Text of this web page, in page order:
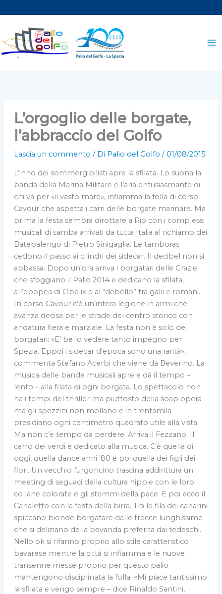
al
contenuto
L’orgoglio delle borgate,
l’abbraccio del Golfo
Lascia un commento / Di Palio del Golfo / 01/08/2015
L’inno dei sommergibilisti apre la sfilata. Lo suona la
banda della Marina Militare e l’aria entusiasmante di
chi va per «il vasto mare», infiamma la folla di corso
Cavour che aspetta i carri delle borgate marinare. Ma
prima la festa sembra dirottare a Rio con i complessi
musicali di samba arrivati da tutta Italia al richiamo dei
Batebalengo di Pietro Sinigaglia. Le tamboras
cedono il passo ai cilindri dei sidecar. Il decibel non si
abbassa. Dopo un’ora arriva i borgatari delle Grazie
che sfoggiano il Palio 2014 e dedicano la sfilata
all’epopea di Obelix e al “debello” tra galli e romani.
In corso Cavour c’è un’intera legione in armi che
avanza decisa per le strade del centro storico con
andatura fiera e marziale. La festa non è solo dei
borgatari: «E’ bello vedere tanto impegno per
Spezia. Eppoi i sidecar d’epoca sono una rarità»,
commenta Stefano Acerbi che viene da Beverino. La
musica delle bande musicali apre e dà il tempo –
lento – alla filata di ogni borgata. Lo spettacolo non
ha i tempi del thriller ma piuttosto della soap opera
ma gli spezzini non mollano e in trentamila
presidiano ogni centimetro quadrato utile alla vista.
Ma non c’è tempo da perdere. Arriva il Fezzano. Il
carro dei verdi è dedicato alla musica. C’è quella di
oggi, quella dance anni ’80 e poi quella dei figli dei
fiori. Un vecchio furgoncino trascina addirittura un
meeting di seguaci della cultura hippie con le loro
collane colorate e gli stemmi della pace. E poi ecco il
Canaletto con la festa della birra. Tra le fila dei canarini
spiccano bionde borgatare dalle trecce lunghissime
che si deliziano della bevanda preferita dai tedeschi.
Nello ok si rifanno proprio allo stile caratteristico
bavarese mentre la città si infiamma e le nuove
transenne messe proprio per questo palio
mantengono disciplinata la folla. «Mi piace tantissimo
la sfilata e vengo sempre – dice Rinaldo Santini,